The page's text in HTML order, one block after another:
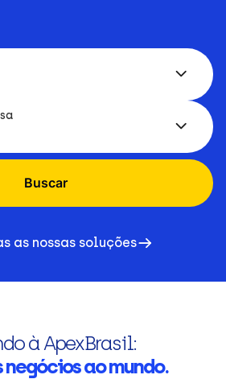
Buscar
as nossas soluções
à ApexBrasil:
ao mundo.